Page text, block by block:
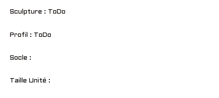
Sculpture : ToDo
Profil : ToDo
Socle :
Taille Unité :